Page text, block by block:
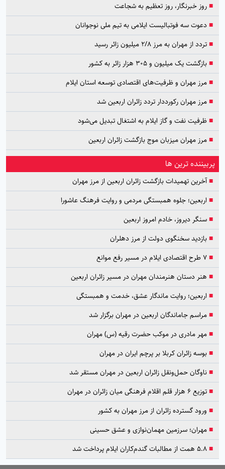
■روز خبرنگار، روز تعظیم به شجاعت
■دعوت سه فوتبالیست ایلامی به تیم ملی نوجوانان
■تردد از مهران به مرز ۲/۸ میلیون زائر رسید
■بازگشت یک میلیون و ۳۰۵ هزار زائر به کشور
■مرز مهران و ظرفیت‌های اقتصادی توسعه استان ایلام
■مرز مهران رکورددار تردد زائران اربعین شد
■ظرفیت نفت و گاز ایلام به اشتغال تبدیل می‌شود
■مرز مهران میزبان موج بازگشت زائران اربعین
پربیننده ترین ها
■آخرین تهمیدات بازگشت زائران اربعین از مرز مهران
■ اربعین؛ جلوه همبستگی مردمی و روایت فرهنگ عاشورا
■سنگر دیروز، خادم امروز اربعین
■بازدید سخنگوی دولت از مرز دهلران
■۷ طرح اقتصادی ایلام در مسیر رفع موانع
■ هنر دستان هنرمندان مهران در مسیر زائران اربعین
■ اربعین؛ روایت ماندگار عشق، خدمت و همبستگی
■مراسم جاماندگان اربعین در مهران برگزار شد
■مهر مادری در موکب حضرت رقیه (س) مهران
■بوسه زائران کربلا بر پرچم ایران در مهران
■ناوگان حمل‌ونقل زائران اربعین در مهران مستقر شد
■توزیع ۶ هزار قلم اقلام فرهنگی میان زائران در مهران
■ ورود گسترده زائران از مرز مهران به کشور
■مهران؛ سرزمین مهمان‌نوازی و عشق حسینی
■۵.۸ همت از مطالبات گندم‌کاران ایلام پرداخت شد